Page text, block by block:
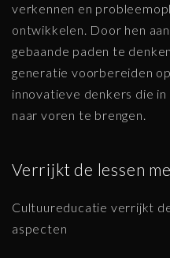
verkennen en
ontwikkelen. Door hen
gebaande paden te
generatie voorbereiden
innovatieve denkers die
naar voren te brengen.
Verrijkt de lessen
Cultuureducatie verrijkt
aspecten